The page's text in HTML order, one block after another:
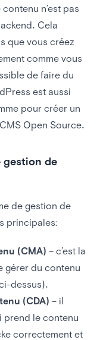
n’est pas
Cela
que vous créez
comme vous
de faire du
est aussi
pour créer un
Open Source.
gestion de
de gestion de
principales:
(CMA) – c’est la
gérer du contenu
dessus).
(CDA) – il
prend le contenu
correctement et